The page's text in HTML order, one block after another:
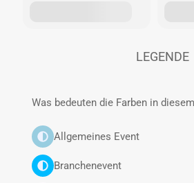
LEGENDE
Was bedeuten die Farben in
Allgemeines Event
Branchenevent